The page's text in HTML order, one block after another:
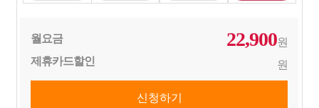
월요금 22,900원
제휴카드할인
원